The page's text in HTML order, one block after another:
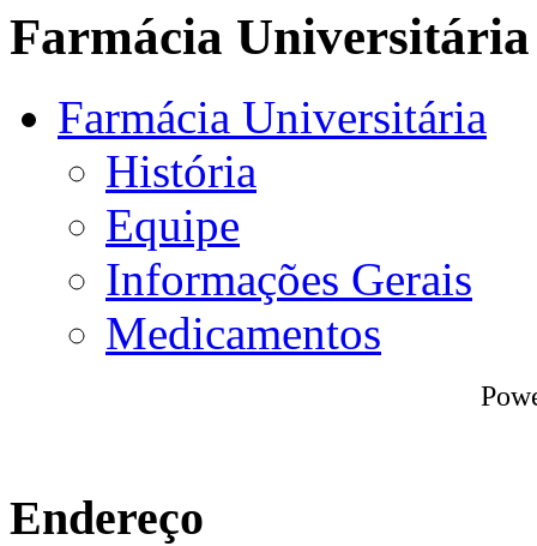
Farmácia Universitária
Farmácia Universitária
História
Equipe
Informações Gerais
Medicamentos
Endereço